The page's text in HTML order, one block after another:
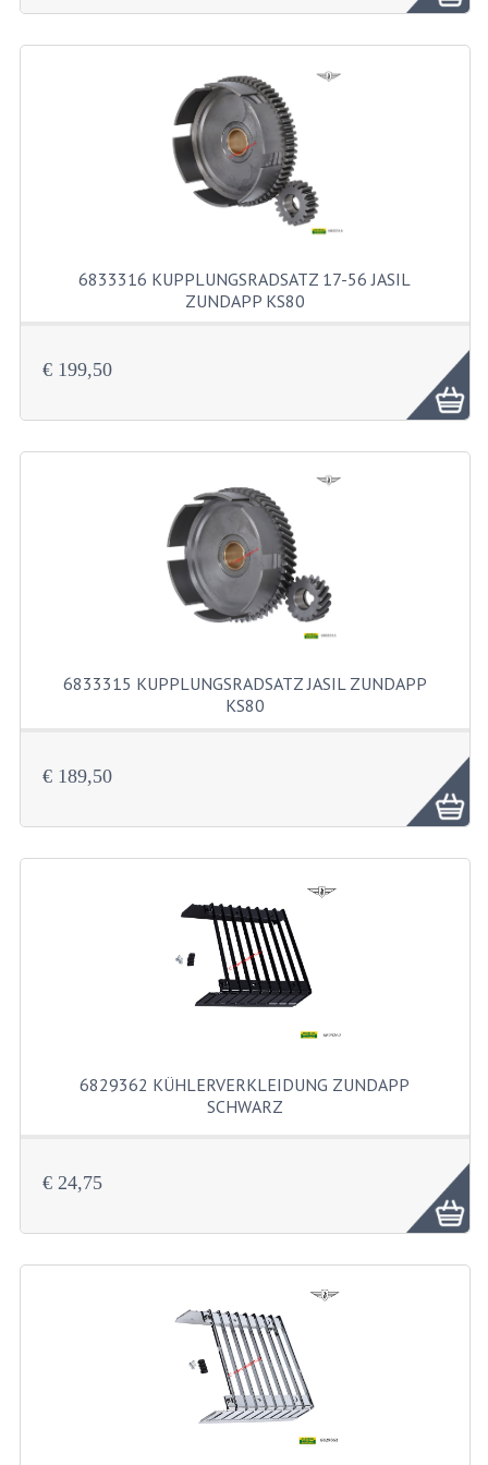
LENKER
TACHOMETERTEILE
TACHOS
ZÜGE
SCHUTZBLECHE UND KENNZEICHENTRAG
BENZINTANK
BLINKER
RUCKLEUCHTE
SCHALTER
SCHEINWERFER
VORDERGABEL GANZ
MOTORTEILE
ANSAUGSTÜTZE
AUSPÜFFE UND KRÜMMER
AUSPUFFE
AUSPUFFTEILE
KETTEN
KETTENRITZEL UND RÄDER
ZAHNRADER HINTEN
ZAHNRADER VORNE
6833316 KUPPLUNGSRADSATZ 17-56 JASIL
ZUNDAPP KS80
€ 199,50
6833315 KUPPLUNGSRADSATZ JASIL ZUNDAPP
KS80
€ 189,50
6829362 KÜHLERVERKLEIDUNG ZUNDAPP
SCHWARZ
€ 24,75